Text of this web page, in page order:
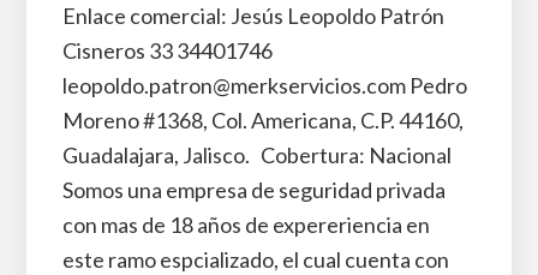
Enlace comercial: Jesús Leopoldo Patrón
Cisneros 33 34401746
leopoldo.patron@merkservicios.com Pedro
Moreno #1368, Col. Americana, C.P. 44160,
Guadalajara, Jalisco. Cobertura: Nacional
Somos una empresa de seguridad privada
con mas de 18 años de expereriencia en
este ramo espcializado, el cual cuenta con